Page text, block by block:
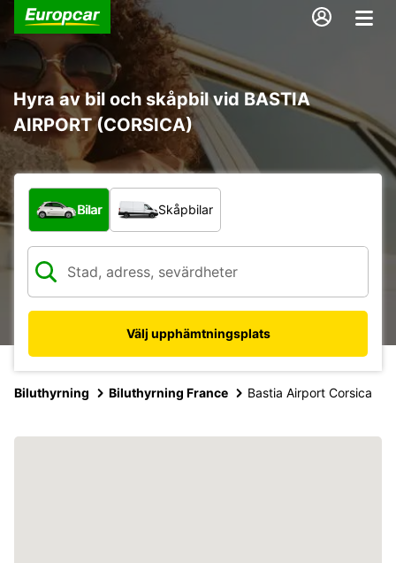
Hyra av bil och skåpbil vid BASTIA
AIRPORT (CORSICA)
Vilken typ av fordon?
Bilar Skåpbilar
Välj upphämtningsplats
Biluthyrning Biluthyrning France Bastia Airport Corsica